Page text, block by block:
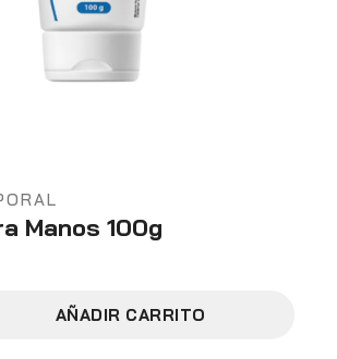
Manos 100g
AÑADIR CARRITO